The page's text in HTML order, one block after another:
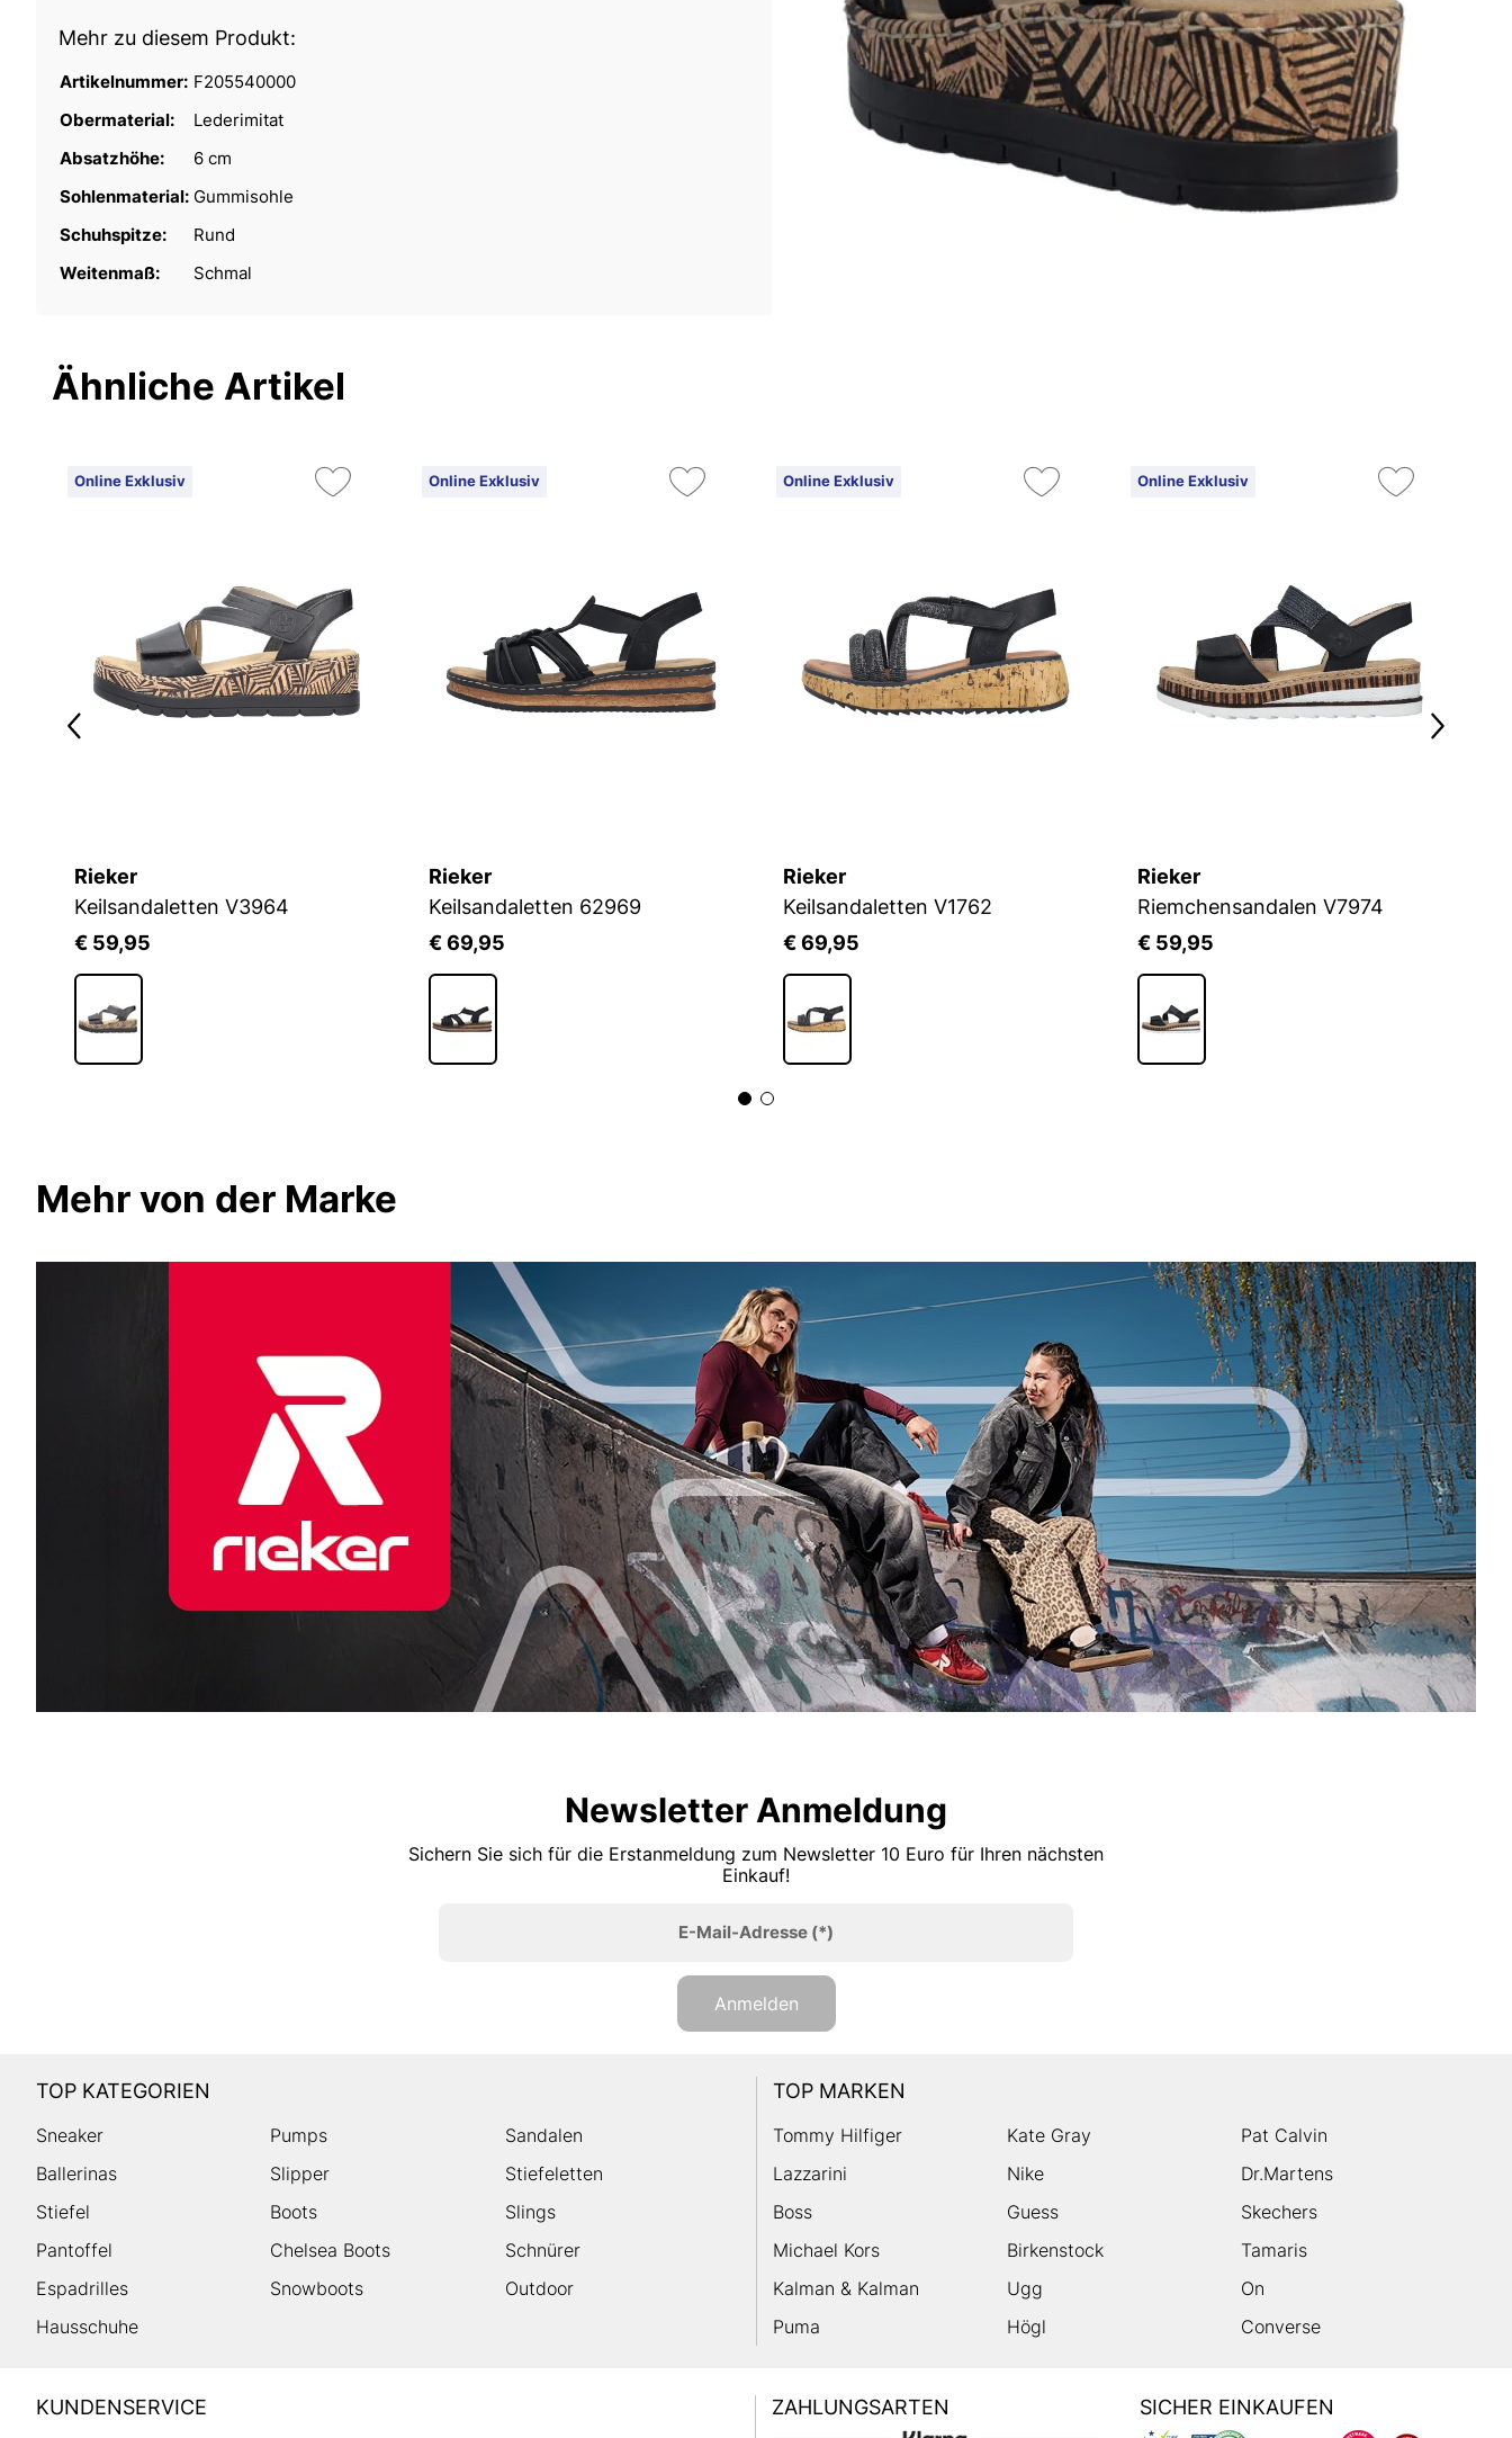
Mehr zu diesem Produkt:
Artikelnummer: F205540000
Obermaterial:
Lederimitat
Absatzhöhe:
6 cm
Sohlenmaterial: Gummisohle
Schuhspitze:
Rund
Weitenmaß:
Schmal
Ähnliche Artikel
Online Exklusiv
Rieker
Keilsandaletten V3964
€ 59,95
Online Exklusiv
Rieker
Keilsandaletten 62969
€ 69,95
Online Exklusiv
Rieker
Keilsandaletten V1762
€ 69,95
Online Exklusiv
Rieker
Riemchensandalen V7974
€ 59,95
Mehr von der Marke
Newsletter Anmeldung
Sichern Sie sich für die Erstanmeldung zum Newsletter 10 Euro für Ihren nächsten
Einkauf!
E-Mail-Adresse(*)
Anmelden
TOP KATEGORIEN
Sneaker Pumps
Sandalen
Ballerinas
Slipper
Stiefeletten
Stiefel
Boots
Slings
Pantoffel
Chelsea Boots
Schnürer
Espadrilles
Snowboots
Outdoor
Hausschuhe
TOP MARKEN
Tommy Hilfiger Kate Gray
Pat Calvin
Lazzarini
Nike
Dr.Martens
Boss
Guess
Skechers
Michael Kors
Birkenstock
Tamaris
Kalman & Kalman
Ugg
On
Puma
Högl Converse
HUMANIC
KUNDENSERVICE ZAHLUNGSARTEN SICHER EINKAUFEN